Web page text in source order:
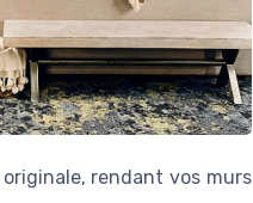
rendant vos murs